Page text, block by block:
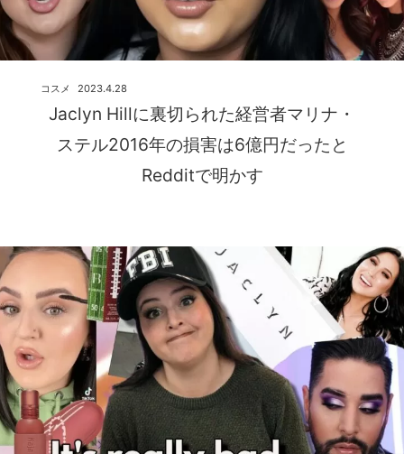
Jaclyn Hillに裏切られた経営者マリナ・
ステル2016年の損害は6億円だったと
Redditで明かす
2023.4.28
コスメ